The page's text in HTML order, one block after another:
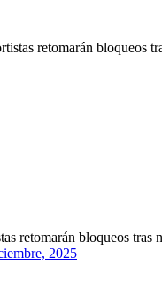
retomarán bloqueos
retomarán bloqueos tras
2025